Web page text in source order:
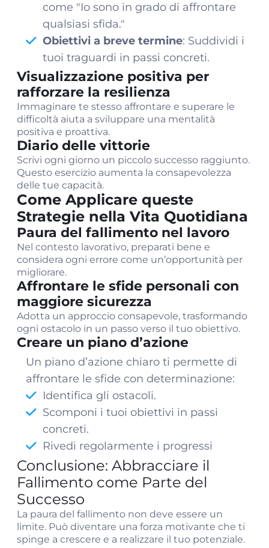
come "Io sono in grado di affrontare
qualsiasi sfida."
Obiettivi a breve termine: Suddividi i
tuoi traguardi in passi concreti.
Visualizzazione positiva per
rafforzare la resilienza
Immaginare te stesso affrontare e superare le
difficoltà aiuta a sviluppare una mentalità
positiva e proattiva.
Diario delle vittorie
Scrivi ogni giorno un piccolo successo raggiunto.
Questo esercizio aumenta la consapevolezza
delle tue capacità.
Come Applicare queste
Strategie nella Vita Quotidiana
Paura del fallimento nel lavoro
Nel contesto lavorativo, preparati bene e
considera ogni errore come un’opportunità per
migliorare.
Affrontare le sfide personali con
maggiore sicurezza
Adotta un approccio consapevole, trasformando
ogni ostacolo in un passo verso il tuo obiettivo.
Creare un piano d’azione
Un piano d’azione chiaro ti permette di
affrontare le sfide con determinazione:
Identifica gli ostacoli.
Scomponi i tuoi obiettivi in passi
concreti.
Rivedi regolarmente i progressi
Conclusione: Abbracciare il
Fallimento come Parte del
Successo
La paura del fallimento non deve essere un
limite. Può diventare una forza motivante che ti
spinge a crescere e a realizzare il tuo potenziale.